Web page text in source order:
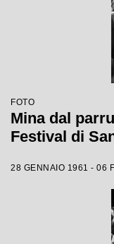
FOTO
Mina dal
Festival di
28 GENNAIO 1961 - 06